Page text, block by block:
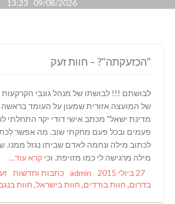
09/08/2026 13:23
"הכזעקתה"? – חוות זעק
לבושתם !!! לבושתו של מנהל גונבי
של המועצה אזורית שמעון על העומד
מדינת ישאל" מכתב אישי דודי יקר התחלתי
פעמים ובכל פעם מחקתי שוב. מה אפשר
לכתוב מילה ונחמה לאדם שביתו נגזל ממנו.
מילה מרגישה לי כמו מזויפת. וכי קרא עוד…
Posted
on
27 ביולי 2015 Author
admin
Categories
כתבות וחדשות
בדרום, חוות בודדים, חוות בישראל, חוות בנגב